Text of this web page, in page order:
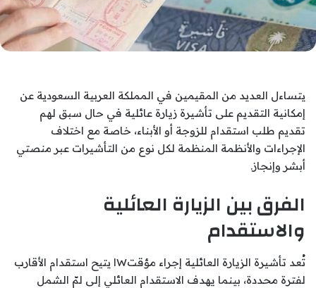
يتساءل العديد من المقيمين في المملكة العربية السعودية عن
إمكانية التقديم على تأشيرة زيارة عائلية في حال سبق لهم
تقديم طلب استقدام للزوجة أو الأبناء، خاصة مع اختلاف
الإجراءات والأنظمة المنظمة لكل نوع من التأشيرات عبر منصتي
أبشر وإنجاز.
الفرق بين الزيارة العائلية
والاستقدام
تُعد تأشيرة الزيارة العائلية إجراء مؤقتWا يتيح استقدام الأقارب
لفترة محددة، بينما يهدف الاستقدام العائلي إلى لمّ الشمل